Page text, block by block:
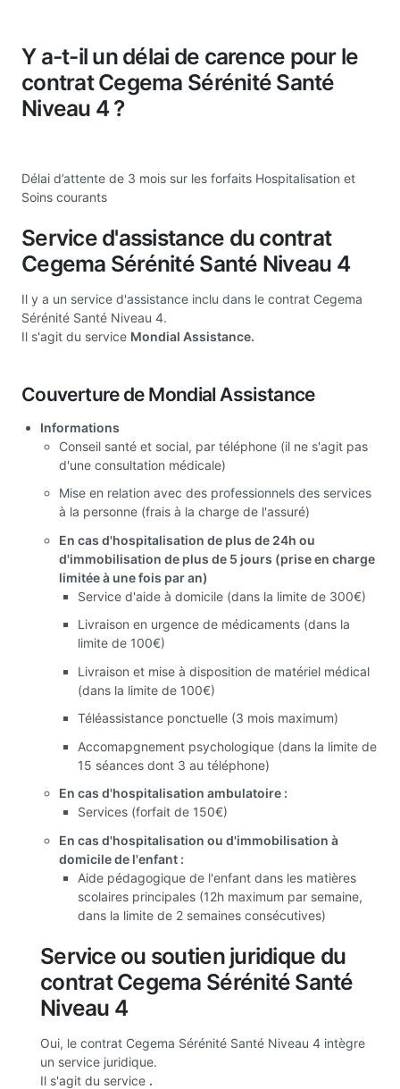
Y a-t-il un délai de carence pour le
contrat Cegema Sérénité Santé
Niveau 4 ?
Délai d’attente de 3 mois sur les forfaits Hospitalisation et
Soins courants
Service d'assistance du contrat
Cegema Sérénité Santé Niveau 4
Il y a un service d'assistance inclu dans le contrat Cegema
Sérénité Santé Niveau 4.
Il s'agit du service Mondial Assistance.
Couverture de Mondial Assistance
Informations
Conseil santé et social, par téléphone (il ne s'agit pas
d'une consultation médicale)
Mise en relation avec des professionnels des services
à la personne (frais à la charge de l'assuré)
En cas d'hospitalisation de plus de 24h ou
d'immobilisation de plus de 5 jours (prise en charge
limitée à une fois par an)
Service d'aide à domicile (dans la limite de 300€)
Livraison en urgence de médicaments (dans la
limite de 100€)
Livraison et mise à disposition de matériel médical
(dans la limite de 100€)
Téléassistance ponctuelle (3 mois maximum)
Accomapgnement psychologique (dans la limite de
15 séances dont 3 au téléphone)
En cas d'hospitalisation ambulatoire :
Services (forfait de 150€)
En cas d'hospitalisation ou d'immobilisation à
domicile de l'enfant :
Aide pédagogique de l'enfant dans les matières
scolaires principales (12h maximum par semaine,
dans la limite de 2 semaines consécutives)
Service ou soutien juridique du
contrat Cegema Sérénité Santé
Niveau 4
Oui, le contrat Cegema Sérénité Santé Niveau 4 intègre
un service juridique.
Il s'agit du service .